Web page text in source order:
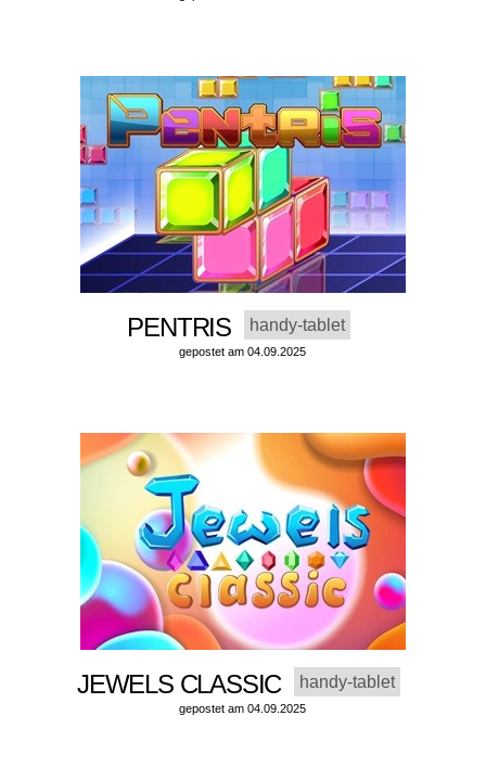
PENTRIS handy-tablet
gepostet am 04.09.2025
JEWELS CLASSIC handy-tablet
gepostet am 04.09.2025